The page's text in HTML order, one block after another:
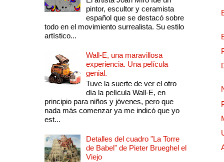
pintor, escultor y ceramista
español que se destacó sobre
todo en el movimiento surrealista. Su estilo
artístico...
Wall-E, una maravillosa
experiencia. Una película
genial.
Tuve la suerte de ver el otro
día la película Wall-E, en
principio para niños y jóvenes, pero que
nada más comenzar ya me indicó que yo
est...
Detalles del cuadro "La Torre
de Babel" de Pieter Brueghel el
Viejo